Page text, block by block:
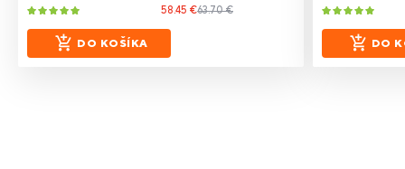
63.70 €
58.45 €
DO KOŠÍKA DO